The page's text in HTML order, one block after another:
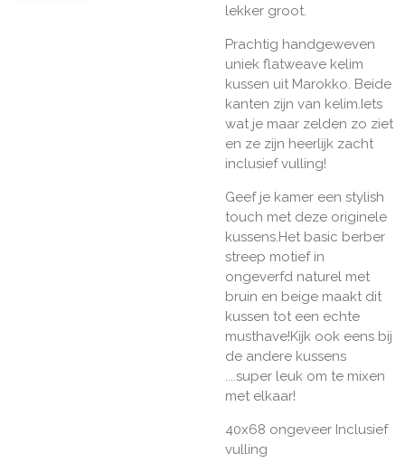
lekker groot.
Prachtig handgeweven
uniek flatweave kelim
kussen uit Marokko. Beide
kanten zijn van kelim.Iets
wat je maar zelden zo ziet
en ze zijn heerlijk zacht
inclusief vulling!
Geef je kamer een stylish
touch met deze originele
kussens.Het basic berber
streep motief in
ongeverfd naturel met
bruin en beige maakt dit
kussen tot een echte
musthave!Kijk ook eens bij
de andere kussens
....super leuk om te mixen
met elkaar!
40x68 ongeveer Inclusief
vulling